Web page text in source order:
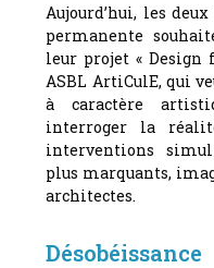
Aujourd’hui, les
permanente
leur projet « Design
ASBL ArtiCulE, qui
à caractère
interroger la
interventions
plus marquants,
architectes.
Désobéissance